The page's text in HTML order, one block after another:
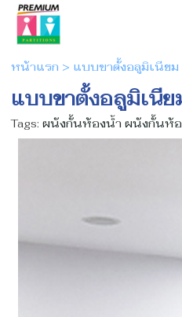
หน้าแรก > แบบขาตั้งอลูมิเนียม
แบบขาตั้งอลูมิเนีย
Tags: ผนังกั้นห้องน้ำ ผนังกั้นห้อ